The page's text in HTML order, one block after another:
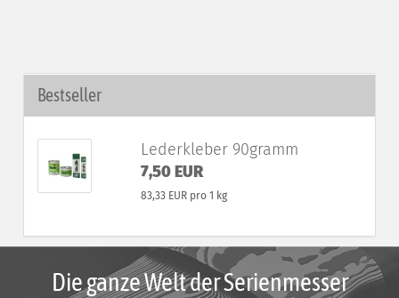
Bestseller
Lederkleber 90gramm
7,50 EUR
83,33 EUR pro 1 kg
Die ganze Welt der Serienmesser